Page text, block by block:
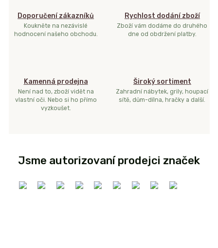
Doporučení zákazníků
Koukněte na nezávislé
hodnocení našeho obchodu.
Rychlost dodání zboží
Zboží vám dodáme do druhého
dne od obdržení platby.
Kamenná prodejna
Není nad to, zboží vidět na
vlastní oči. Nebo si ho přímo
vyzkoušet.
Široký sortiment
Zahradní nábytek, grily, houpací
sítě, dům-dílna, hračky a další.
Jsme autorizovaní prodejci značek